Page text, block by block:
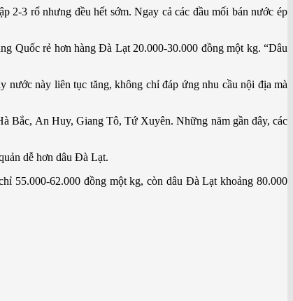
2-3 rổ nhưng đều hết sớm. Ngay cả các đầu mối bán nước ép
Quốc rẻ hơn hàng Đà Lạt 20.000-30.000 đồng một kg. “Dâu
nước này liên tục tăng, không chỉ đáp ứng nhu cầu nội địa mà
Bắc, An Huy, Giang Tô, Tứ Xuyên. Những năm gần đây, các
dễ hơn dâu Đà Lạt.
55.000-62.000 đồng một kg, còn dâu Đà Lạt khoảng 80.000